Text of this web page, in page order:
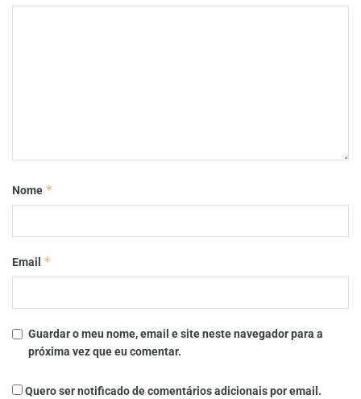
Nome *
Email *
Guardar o meu nome, email e site neste navegador para a
próxima vez que eu comentar.
Quero ser notificado de comentários adicionais por email.